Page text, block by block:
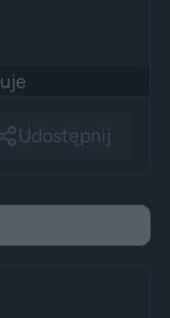
Udostępnij